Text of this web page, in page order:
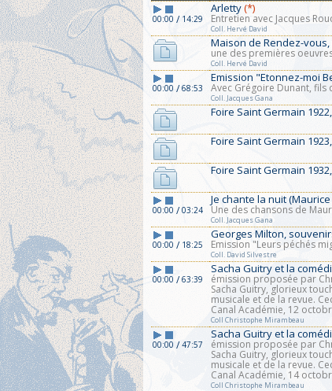
00:00 / 14:29
Arletty(*)
Entretien avec Jacques
Coll. Hervé David
Maison de Rendez-
une des premières
Coll. Hervé David
00:00 /68:53
Emission "Etonnez-moi
Avec Grégoire Dunant, fils
Coll. Jacques Gana
Foire Saint Germain
Foire Saint Germain
Foire Saint Germain
00:00 /03:24
Je chante la nuit
Une des chansons de
Coll. Jacques Gana
00:00 / 18:25
Georges Milton,
Emission "Leurs péchés
Coll. David Silvestre
00:00 /63:39
Sacha Guitry et la
émission proposée par
Sacha Guitry, glorieux
musicale et de la revue.
Canal Académie, 12
Coll Christophe Mirambeau
00:00 /47:57
Sacha Guitry et la
émission proposée par
Sacha Guitry, glorieux
musicale et de la revue.
Canal Académie, 14
Coll Christophe Mirambeau